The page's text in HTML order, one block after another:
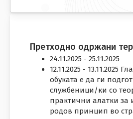
Претходно одржани
24.11.2025 - 25.11.2025
12.11.2025 - 13.11.2025
обуката е да ги
службеници/ки со
практични алатки за
родов принцип во